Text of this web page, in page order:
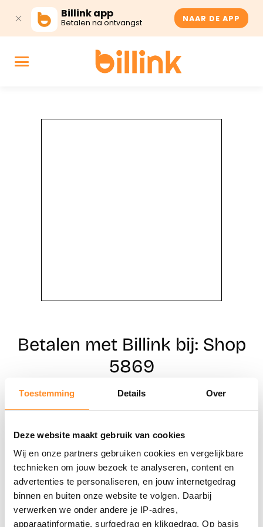
Toestemming Details Over
Deze website maakt gebruik van cookies
Wij en onze partners gebruiken cookies en vergelijkbare
technieken om jouw bezoek te analyseren, content en
advertenties te personaliseren, en jouw internetgedrag
binnen en buiten onze website te volgen. Daarbij
verwerken we onder andere je IP-adres,
apparaatinformatie, surfgedrag en klikgedrag. Op basis
Billink app
Betalen na ontvangst NAAR DE APP
Betalen met Billink bij: Shop
5869
Naar winkels